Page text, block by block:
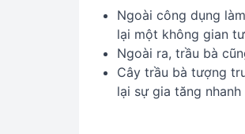
Ngoài công dụng
lại một không gian
Ngoài ra, trầu bà
Cây trầu bà tượng
lại sự gia tăng